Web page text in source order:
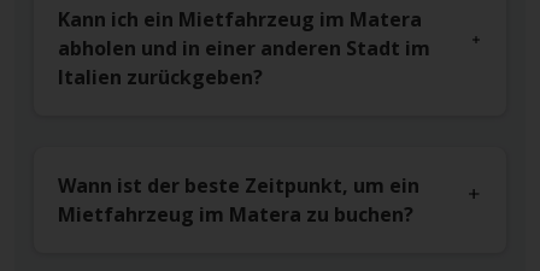
Kann ich ein Mietfahrzeug im Matera
abholen und in einer anderen Stadt im
Italien zurückgeben?
Wann ist der beste Zeitpunkt, um ein
Mietfahrzeug im Matera zu buchen?